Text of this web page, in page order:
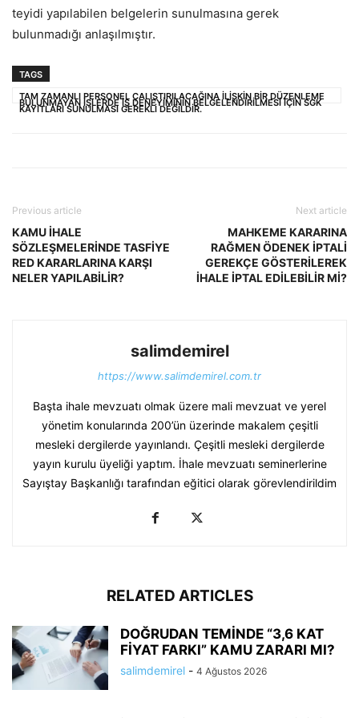
teyidi yapılabilen belgelerin sunulmasına gerek
bulunmadığı anlaşılmıştır.
TAGS
TAM ZAMANLI PERSONEL ÇALIŞTIRILACAĞINA İLİŞKİN BİR DÜZENLEME
BULUNMAYAN İŞLERDE İŞ DENEYİMİNİN BELGELENDİRİLMESİ İÇİN SGK
KAYITLARI SUNULMASI GEREKLİ DEĞİLDİR.
Previous article
KAMU İHALE
SÖZLEŞMELERİNDE TASFİYE
RED KARARLARINA KARŞI
NELER YAPILABİLİR?
Next article
MAHKEME KARARINA
RAĞMEN ÖDENEK İPTALİ
GEREKÇE GÖSTERİLEREK
İHALE İPTAL EDİLEBİLİR Mİ?
salimdemirel
https://www.salimdemirel.com.tr
Başta ihale mevzuatı olmak üzere mali mevzuat ve yerel
yönetim konularında 200’ün üzerinde makalem çeşitli
mesleki dergilerde yayınlandı. Çeşitli mesleki dergilerde
yayın kurulu üyeliği yaptım. İhale mevzuatı seminerlerine
Sayıştay Başkanlığı tarafından eğitici olarak görevlendirildim
RELATED ARTICLES
DOĞRUDAN TEMİNDE “3,6 KAT
FİYAT FARKI” KAMU ZARARI MI?
salimdemirel - 4 Ağustos 2026